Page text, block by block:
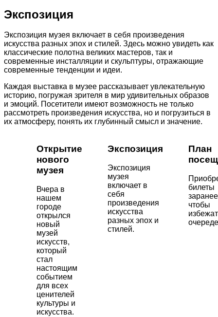
Экспозиция
Экспозиция музея включает в себя произведения
искусства разных эпох и стилей. Здесь можно увидеть как
классические полотна великих мастеров, так и
современные инсталляции и скульптуры, отражающие
современные тенденции и идеи.
Каждая выставка в музее рассказывает увлекательную
историю, погружая зрителя в мир удивительных образов
и эмоций. Посетители имеют возможность не только
рассмотреть произведения искусства, но и погрузиться в
их атмосферу, понять их глубинный смысл и значение.
Открытие
нового
музея
Вчера в
нашем
городе
открылся
новый
музей
искусств,
который
стал
настоящим
событием
для всех
ценителей
культуры и
искусства.
Экспозиция
Экспозиция
музея
включает в
себя
произведения
искусства
разных эпох и
стилей.
План
билеты
чтобы